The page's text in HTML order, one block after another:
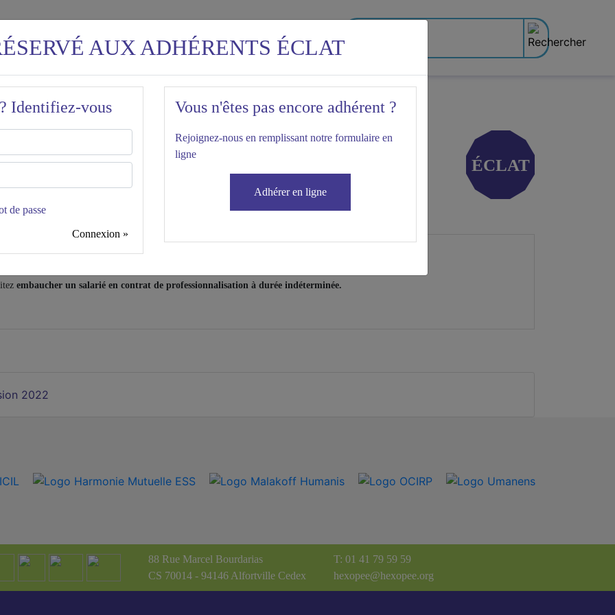
AUX ADHÉRENTS ÉCLAT
Identifiez-vous
de passe
Connexion »
Vous n'êtes pas encore adhérent ?
Rejoignez-nous en remplissant notre formulaire en
ligne
Adhérer en ligne
ÉCLAT
: 05.01.2022
applicable à compter de janvier 2022.
embaucher un salarié en contrat de professionnalisation à durée indéterminée.
2022
88 Rue Marcel Bourdarias
CS 70014 - 94146 Alfortville Cedex
T: 01 41 79 59 59
hexopee@hexopee.org